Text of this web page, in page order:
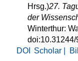
Hrsg.)27.
der
Winterthur:
DOI
Scholar |